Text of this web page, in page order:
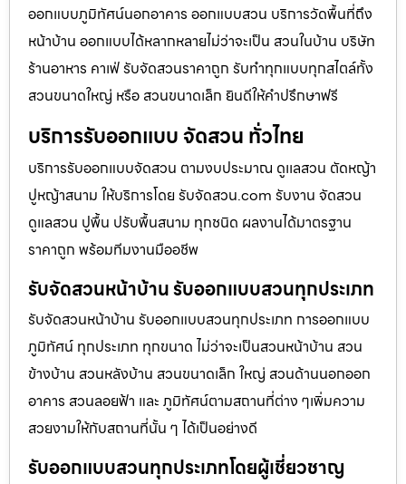
ออกแบบภูมิทัศน์นอกอาคาร ออกแบบสวน บริการวัดพื้นที่ถึง
หน้าบ้าน ออกแบบได้หลากหลายไม่ว่าจะเป็น สวนในบ้าน บริษัท
ร้านอาหาร คาเฟ่ รับจัดสวนราคาถูก รับทำทุกแบบทุกสไตล์ทั้ง
สวนขนาดใหญ่ หรือ สวนขนาดเล็ก ยินดีให้คำปรึกษาฟรี
บริการรับออกแบบ จัดสวน ทั่วไทย
บริการรับออกแบบจัดสวน ตามงบประมาณ ดูเเลสวน ตัดหญ้า
ปูหญ้าสนาม ให้บริการโดย รับจัดสวน.com รับงาน จัดสวน
ดูแลสวน ปูพื้น ปรับพื้นสนาม ทุกชนิด ผลงานได้มาตรฐาน
ราคาถูก พร้อมทีมงานมืออชีพ
รับจัดสวนหน้าบ้าน รับออกแบบสวนทุกประเภท
รับจัดสวนหน้าบ้าน รับออกแบบสวนทุกประเภท การออกแบบ
ภูมิทัศน์ ทุกประเภท ทุกขนาด ไม่ว่าจะเป็นสวนหน้าบ้าน สวน
ข้างบ้าน สวนหลังบ้าน สวนขนาดเล็ก ใหญ่ สวนด้านนอกออก
อาคาร สวนลอยฟ้า และ ภูมิทัศน์ตามสถานที่ต่าง ๆเพิ่มความ
สวยงามให้กับสถานที่นั้น ๆ ได้เป็นอย่างดี
รับออกแบบสวนทุกประเภทโดยผู้เชี่ยวชาญ